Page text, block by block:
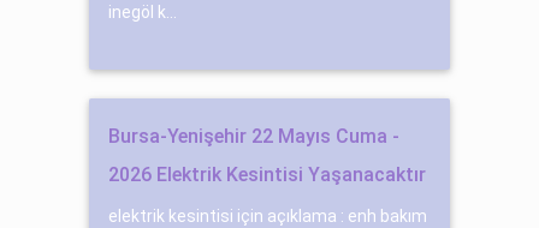
inegöl k...
Bursa-Yenişehir 22 Mayıs Cuma -
2026 Elektrik Kesintisi Yaşanacaktır
elektrik kesintisi için açıklama : enh bakım